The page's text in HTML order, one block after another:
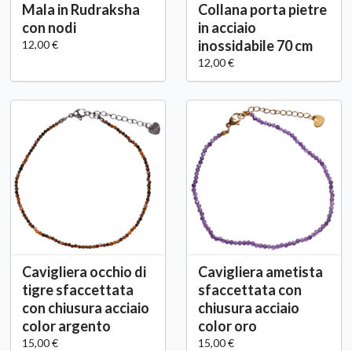
Mala in Rudraksha
con nodi
12,00 €
Collana porta pietre
in acciaio
inossidabile 70 cm
12,00 €
Cavigliera occhio di
tigre sfaccettata
con chiusura acciaio
color argento
15,00 €
Cavigliera ametista
sfaccettata con
chiusura acciaio
color oro
15,00 €